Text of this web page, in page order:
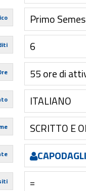
Primo
6
55 ore di
ITALIANO
SCRITTO E
=